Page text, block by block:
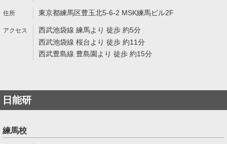
東京都練馬区豊玉北5-6-2 MSK練馬ビル2F
西武池袋線 練馬より 徒歩 約5分
西武池袋線 桜台より 徒歩 約11分
西武豊島線 豊島園より 徒歩 約15分
日能研
練馬校